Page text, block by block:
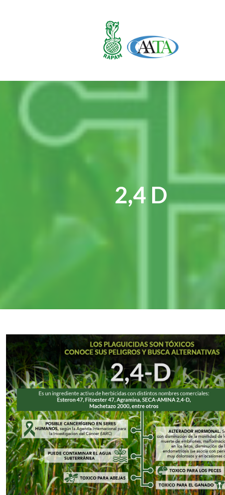
2,4 D